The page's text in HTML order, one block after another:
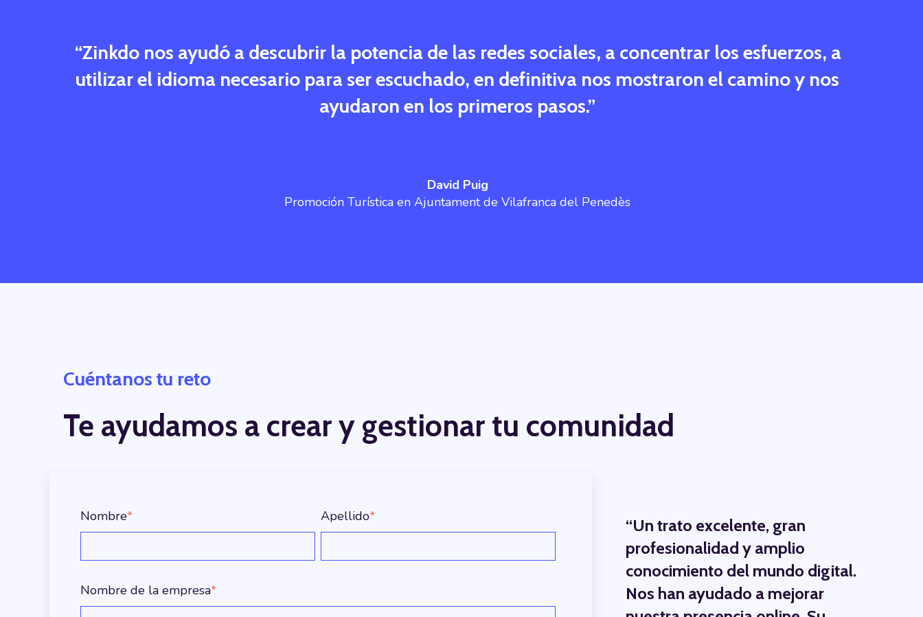
“Zinkdo nos ayudó a descubrir la potencia de las redes sociales, a concentrar los esfuerzos, a
utilizar el idioma necesario para ser escuchado, en definitiva nos mostraron el camino y nos
ayudaron en los primeros pasos.”
David Puig
Promoción Turística en Ajuntament de Vilafranca del Penedès
Cuéntanos tu reto
Te ayudamos a crear y gestionar tu comunidad
Nombre* Apellido*
Nombre de la empresa*
“Un trato excelente, gran
profesionalidad y amplio
conocimiento del mundo digital.
Nos han ayudado a mejorar